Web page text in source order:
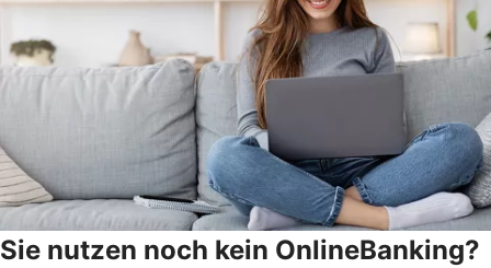
Sie nutzen noch kein OnlineBanking?